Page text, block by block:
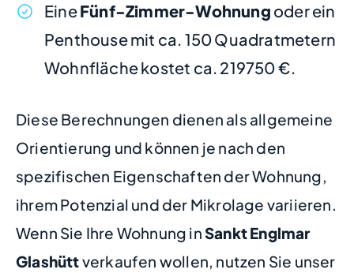
EineFünf-Zimmer-Wohnung oder ein
Penthouse mit ca. 150 Quadratmetern
Wohnfläche kostet ca. 219750 €.
Diese Berechnungen dienen als allgemeine
Orientierung und können je nach den
spezifischen Eigenschaften der Wohnung,
ihrem Potenzial und der Mikrolage variieren.
Wenn Sie Ihre Wohnung inSankt Englmar
Glashüttverkaufen wollen, nutzen Sie unser